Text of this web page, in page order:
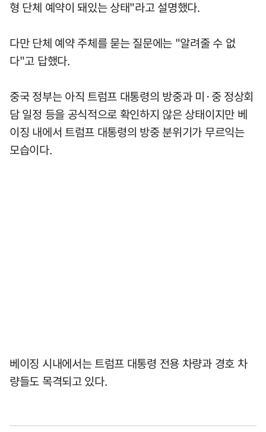
형 단체 예약이 돼있는 상태"라고 설명했다.
다만 단체 예약 주체를 묻는 질문에는 "알려줄 수 없
다"고 답했다.
중국 정부는 아직 트럼프 대통령의 방중과 미·중 정상회
담 일정 등을 공식적으로 확인하지 않은 상태이지만 베
이징 내에서 트럼프 대통령의 방중 분위기가 무르익는
모습이다.
베이징 시내에서는 트럼프 대통령 전용 차량과 경호 차
량들도 목격되고 있다.